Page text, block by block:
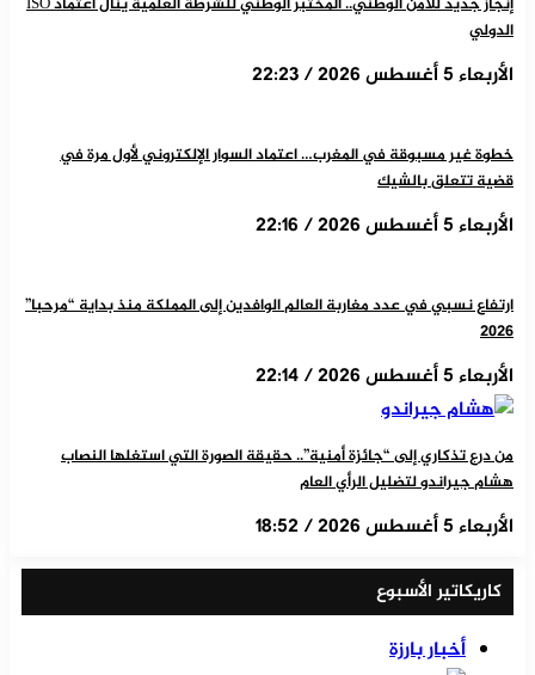
الدولي
الأربعاء 5 أغسطس 2026 / 22:23
خطوة غير مسبوقة في المغرب… اعتماد السوار الإلكتروني لأول مرة في
قضية تتعلق بالشيك
الأربعاء 5 أغسطس 2026 / 22:16
ارتفاع نسبي في عدد مغاربة العالم الوافدين إلى المملكة منذ بداية “مرحبا”
2026
الأربعاء 5 أغسطس 2026 / 22:14
من درع تذكاري إلى “جائزة أمنية”.. حقيقة الصورة التي استغلها النصاب
هشام جيراندو لتضليل الرأي العام
الأربعاء 5 أغسطس 2026 / 18:52
كاريكاتير الأسبوع
أخبار بارزة